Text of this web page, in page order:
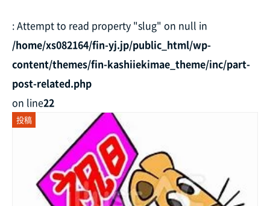
: Attempt to read property "slug" on null in
/home/xs082164/fin-yj.jp/public_html/wp-
content/themes/fin-kashiiekimae_theme/inc/part-
post-related.php
on line22
投稿